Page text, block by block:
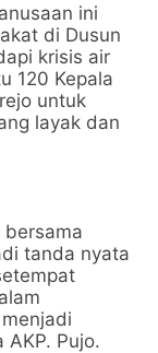
ini
di Dusun
krisis air
120 Kepala
untuk
layak dan
bersama
tanda nyata
AKP. Pujo.